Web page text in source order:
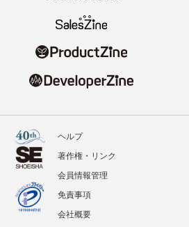
ヘルプ
著作権・リンク
会員情報管理
免責事項
会社概要